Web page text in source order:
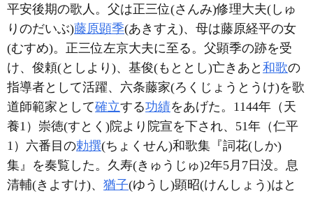
平安後期の歌人。父は正三位(さんみ)修理大夫(しゅ
りのだいぶ)藤原顕季(あきすえ)、母は藤原経平の女
(むすめ)。正三位左京大夫に至る。父顕季の跡を受
け、俊頼(としより)、基俊(もととし)亡きあと 和歌の
指導者として活躍、六条藤家(ろくじょうとうけ)を歌
道師範家として確立する功績をあげた。1144年（天
養1）崇徳(すとく)院より院宣を下され、51年（仁平
1）六番目の勅撰(ちょくせん)和歌集『詞花(しか)
集』を奏覧した。久寿(きゅうじゅ)2年5月7日没。息
清輔(きよすけ)、 猶子(ゆうし)顕昭(けんしょう)はと